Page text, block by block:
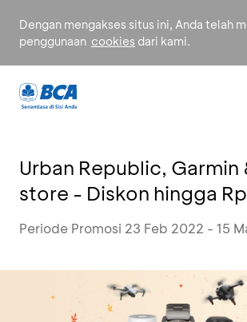
Dengan mengakses situs ini, Anda telah
penggunaan cookies dari kami.
Urban Republic, Garmin
store - Diskon hingga
Periode Promosi 23 Feb 2022 - 15